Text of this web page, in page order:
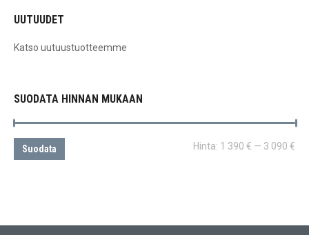
UUTUUDET
Katso uutuustuotteemme
SUODATA HINNAN MUKAAN
Suodata Hinta: 1 390 € — 3 090 €